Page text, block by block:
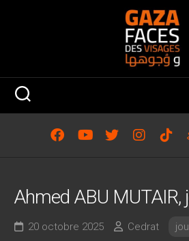
Ahmed ABU MUTAIR,
20 octobre 2025 Cedrat